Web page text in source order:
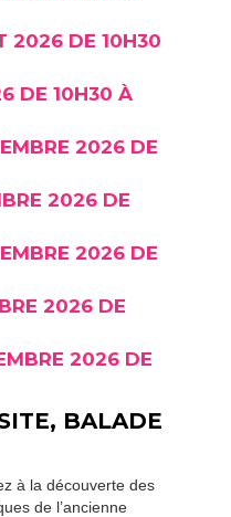
2026 DE 10H30
DE 10H30 À
2026 DE
2026 DE
2026 DE
2026 DE
2026 DE
BALADE
à la découverte des
de l’ancienne